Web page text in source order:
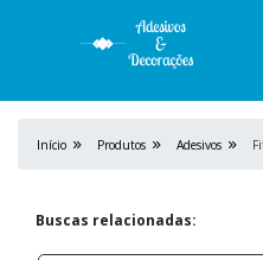
Início Produtos Adesivos
Buscas relacionadas: